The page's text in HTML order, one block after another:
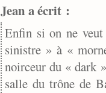
Jean a écrit :
Enfin si on ne
sinistre » à «
noirceur du « dark
salle du trône de